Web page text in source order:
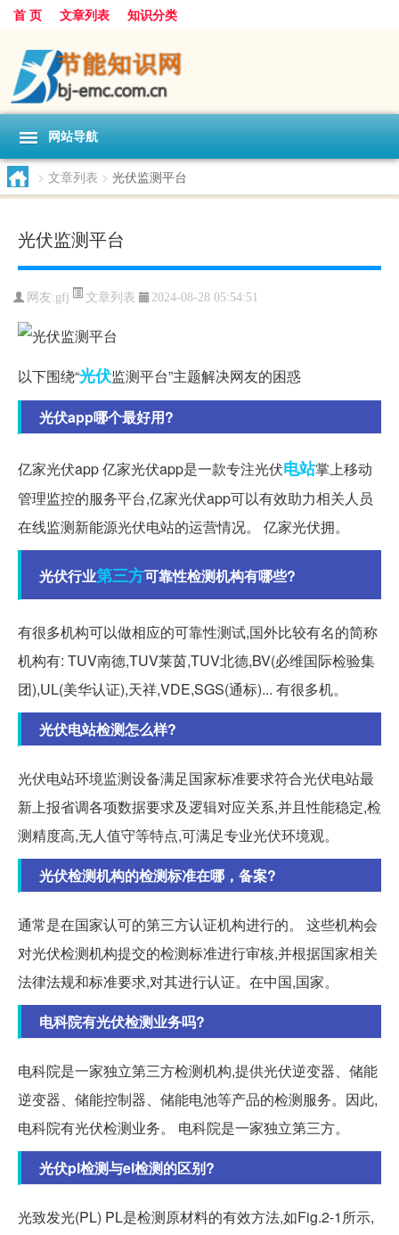
首 页 文章列表 知识分类
网站导航
> 文章列表 > 光伏监测平台
光伏监测平台
网友:gfj 文章列表 2024-08-28 05:54:51
以下围绕“光伏监测平台”主题解决网友的困惑
光伏app哪个最好用?
亿家光伏app 亿家光伏app是一款专注光伏电站掌上移动
管理监控的服务平台,亿家光伏app可以有效助力相关人员
在线监测新能源光伏电站的运营情况。 亿家光伏拥。
光伏行业第三方可靠性检测机构有哪些?
有很多机构可以做相应的可靠性测试,国外比较有名的简称
机构有: TUV南德,TUV莱茵,TUV北德,BV(必维国际检验集
团),UL(美华认证),天祥,VDE,SGS(通标)... 有很多机。
光伏电站检测怎么样?
光伏电站环境监测设备满足国家标准要求符合光伏电站最
新上报省调各项数据要求及逻辑对应关系,并且性能稳定,检
测精度高,无人值守等特点,可满足专业光伏环境观。
光伏检测机构的检测标准在哪，备案?
通常是在国家认可的第三方认证机构进行的。 这些机构会
对光伏检测机构提交的检测标准进行审核,并根据国家相关
法律法规和标准要求,对其进行认证。在中国,国家。
电科院有光伏检测业务吗?
电科院是一家独立第三方检测机构,提供光伏逆变器、储能
逆变器、储能控制器、储能电池等产品的检测服务。因此,
电科院有光伏检测业务。 电科院是一家独立第三方。
光伏pl检测与el检测的区别?
光致发光(PL) PL是检测原材料的有效方法,如Fig.2-1所示,